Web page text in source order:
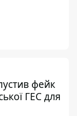
фейк
ГЕС для